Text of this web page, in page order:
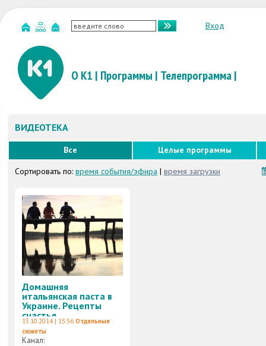
Вход
О К1 | Программы | Телепрограмма|
ВИДЕОТЕКА
Все
Целые программы
Сортировать по: время события/эфира | время загрузки
Домашняя
итальянская паста в
Украине. Рецепты
счастья
13.10.2014 | 15:36 Отдельные
сюжеты
Канал: